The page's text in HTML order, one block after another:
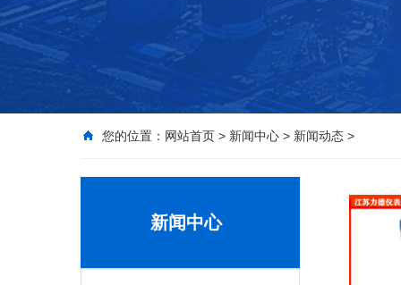
您的位置： 网站首页 > 新闻中心 > 新闻动态 >
新闻中心